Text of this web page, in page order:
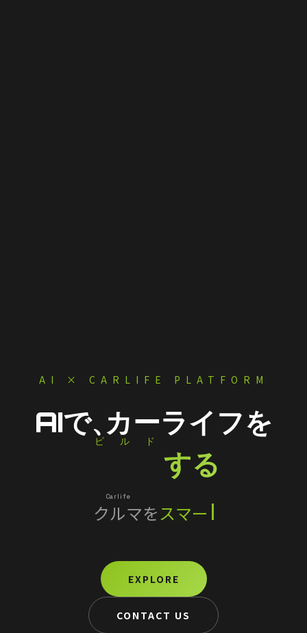
AI × CARLIFE PLATFORM
AIで、カーライフを
ビルド
する
クルマ
Carlife
をスマートに
EXPLORE
CONTACT US